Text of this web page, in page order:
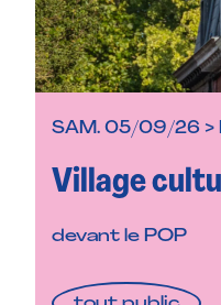
SAM. 05/09/26
Village
devant le POP